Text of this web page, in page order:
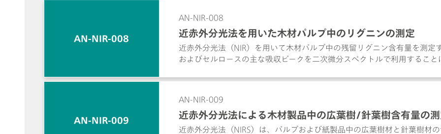
AN-NIR-008
AN-NIR-008
近赤外分光法を用いた木材パルプ中のリグニンの測定
近赤外分光法（NIR）を用いて木材パルプ中の残留リグニン含有量を測定
およびセルロースの主な吸収ピークを二次微分スペクトルで利用するこ
AN-NIR-009
AN-NIR-009
近赤外分光法による木材製品中の広葉樹/針葉樹含有量の
近赤外分光法（NIRS）は、パルプおよび紙製品中の広葉樹材と針葉樹材